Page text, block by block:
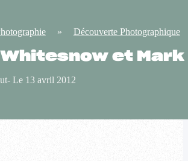
» Découverte Photographique
Whitesnow et
Le 13 avril 2012